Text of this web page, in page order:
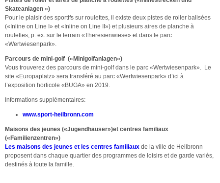
Skateanlagen »)
Pour le plaisir des sportifs sur roulettes, il existe deux pistes de roller balisées
(«Inline on Line I» et «Inline on Line II») et plusieurs aires de planche à
roulettes, p. ex. sur le terrain «Theresienwiese» et dans le parc
«Wertwiesenpark».
Parcours de mini-golf («Minigolfanlagen»)
Vous trouverez des parcours de mini-golf dans le parc «Wertwiesenpark». Le
site «Europaplatz» sera transféré au parc «Wertwiesenpark» d’ici à
l’exposition horticole «BUGA» en 2019.
Informations supplémentaires:
www.sport-heilbronn.com
Maisons des jeunes («Jugendhäuser»)et centres familiaux
(«Familienzentren»)
Les maisons des jeunes et les centres familiaux de la ville de Heilbronn
proposent dans chaque quartier des programmes de loisirs et de garde variés,
destinés à toute la famille.